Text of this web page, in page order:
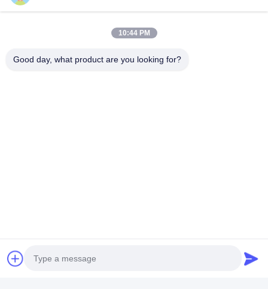
tripas artificiales naturales
bolsas de envasado de alimentos
Bolsas de alimentos al vacío
En CasaProductosLos Vídeos
Visita A La Fábrica
10:44 PM
Good day, what product are you looking for?